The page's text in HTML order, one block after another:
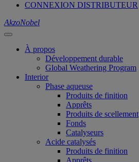
CONNEXION DISTRIBUTEUR
AkzoNobel
À propos
Développement durable
Global Weathering Program
Interior
Phase aqueuse
Produits de finition
Apprêts
Produits de scellement
Fonds
Catalyseurs
Acide catalysés
Produits de finition
Apprêts